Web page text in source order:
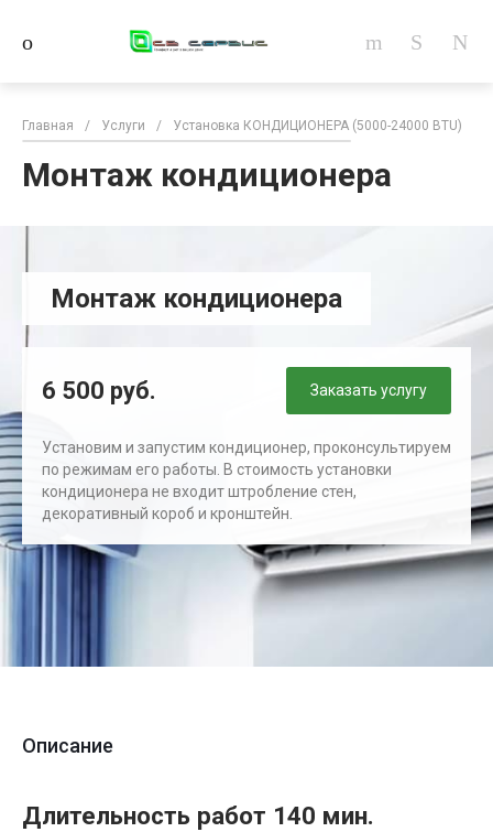
Главная / Услуги / Установка КОНДИЦИОНЕРА (5000-24000 BTU)
Монтаж кондиционера
Монтаж кондиционера
6 500 руб. Заказать услугу
Установим и запустим кондиционер, проконсультируем
по режимам его работы. В стоимость установки
кондиционера не входит штробление стен,
декоративный короб и кронштейн.
Описание
Длительность работ 140 мин.